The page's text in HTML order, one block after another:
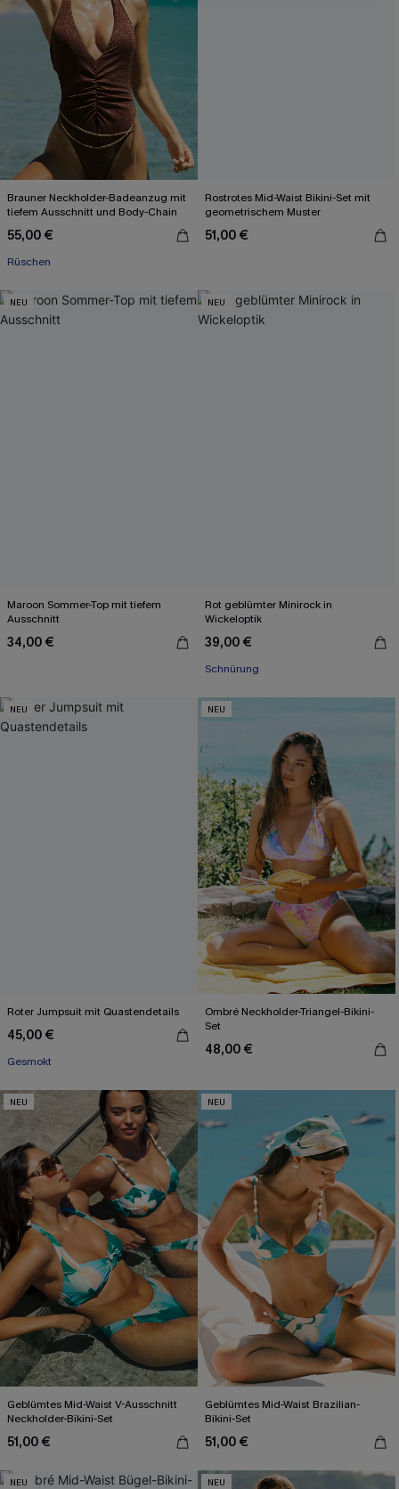
Brauner Neckholder-Badeanzug mit
tiefem Ausschnitt und Body-Chain
55,00 €
Rüschen
Rostrotes Mid-Waist Bikini-Set mit
geometrischem Muster
51,00 €
NEU
Maroon Sommer-Top mit tiefem
Ausschnitt
34,00 €
NEU
Rot geblümter Minirock in
Wickeloptik
39,00 €
Schnürung
NEU
Roter Jumpsuit mit Quastendetails
45,00 €
Gesmokt
NEU
Ombré Neckholder-Triangel-Bikini-
Set
48,00 €
NEU
Geblümtes Mid-Waist V-Ausschnitt
Neckholder-Bikini-Set
51,00 €
NEU
Geblümtes Mid-Waist Brazilian-
Bikini-Set
51,00 €
NEU NEU